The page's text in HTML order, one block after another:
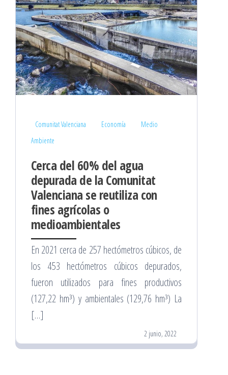
Comunitat Valenciana Economía
Medio
Ambiente
Cerca del 60% del agua
depurada de la Comunitat
Valenciana se reutiliza con
fines agrícolas o
medioambientales
En 2021 cerca de 257 hectómetros cúbicos, de
los 453 hectómetros cúbicos depurados,
fueron utilizados para fines productivos
(127,22 hm³) y ambientales (129,76 hm³) La
[…]
2 junio, 2022